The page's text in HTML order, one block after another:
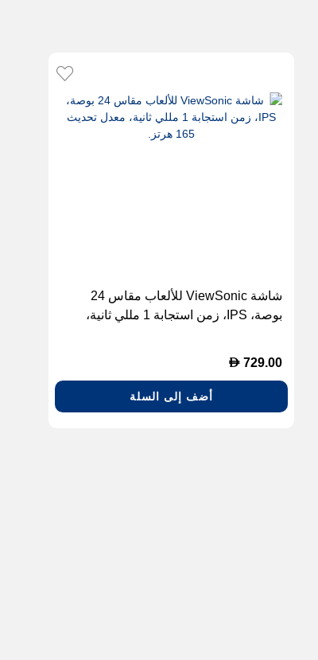
شاشة ViewSonic للألعاب مقاس 24
بوصة، IPS، زمن استجابة 1 مللي ثانية،
D 729.00
أضف إلى السلة